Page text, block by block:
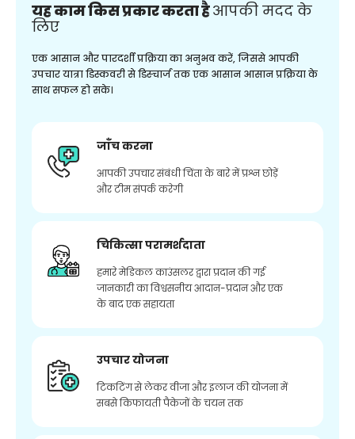
यह काम किस प्रकार करता हैआपकी मदद के
लिए
एक आसान और पारदर्शी प्रक्रिया का अनुभव करें, जिससे आपकी
उपचार यात्रा डिस्कवरी से डिस्चार्ज तक एक आसान आसान प्रक्रिया के
साथ सफल हो सके।
जाँच करना
आपकी उपचार संबंधी चिंता के बारे में प्रश्न छोड़ें
और टीम संपर्क करेगी
चिकित्सा परामर्शदाता
हमारे मेडिकल काउंसलर द्वारा प्रदान की गई
जानकारी का विश्वसनीय आदान-प्रदान और एक
के बाद एक सहायता
उपचार योजना
टिकटिंग से लेकर वीजा और इलाज की योजना में
सबसे किफायती पैकेजों के चयन तक